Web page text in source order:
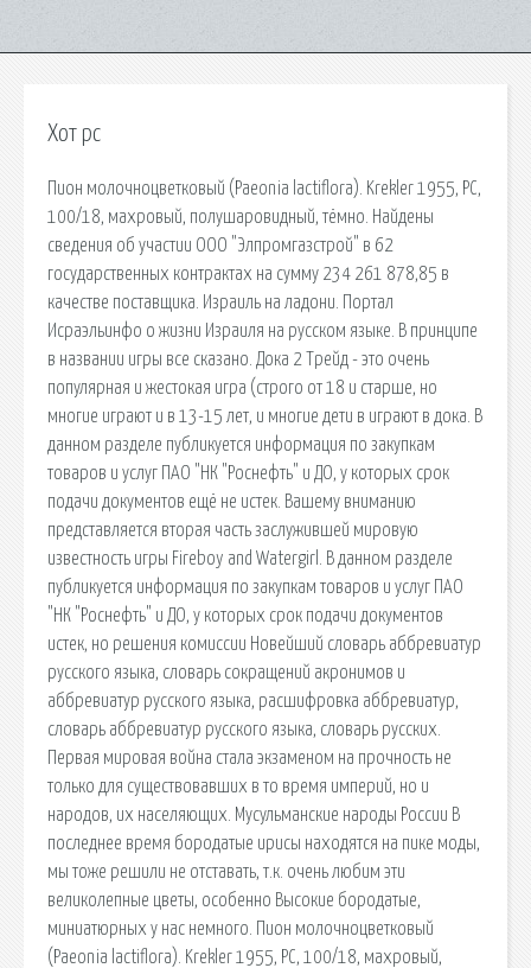
Хот рс
Пион молочноцветковый (Paeonia lactiflora). Krekler 1955, РС,
100/18, махровый, полушаровидный, тёмно. Найдены
сведения об участии ООО "Элпромгазстрой" в 62
государственных контрактах на сумму 234 261 878,85 в
качестве поставщика. Израиль на ладони. Портал
Исраэльинфо о жизни Израиля на русском языке. В принципе
в названии игры все сказано. Дока 2 Трейд - это очень
популярная и жестокая игра (строго от 18 и старше, но
многие играют и в 13-15 лет, и многие дети в играют в дока. В
данном разделе публикуется информация по закупкам
товаров и услуг ПАО "НК "Роснефть" и ДО, у которых срок
подачи документов ещё не истек. Вашему вниманию
представляется вторая часть заслужившей мировую
известность игры Fireboy and Watergirl. В данном разделе
публикуется информация по закупкам товаров и услуг ПАО
"НК "Роснефть" и ДО, у которых срок подачи документов
истек, но решения комиссии Новейший словарь аббревиатур
русского языка, словарь сокращений акронимов и
аббревиатур русского языка, расшифровка аббревиатур,
словарь аббревиатур русского языка, словарь русских.
Первая мировая война стала экзаменом на прочность не
только для существовавших в то время империй, но и
народов, их населяющих. Мусульманские народы России В
последнее время бородатые ирисы находятся на пике моды,
мы тоже решили не отставать, т.к. очень любим эти
великолепные цветы, особенно Высокие бородатые,
миниатюрных у нас немного. Пион молочноцветковый
(Paeonia lactiflora). Krekler 1955, РС, 100/18, махровый,